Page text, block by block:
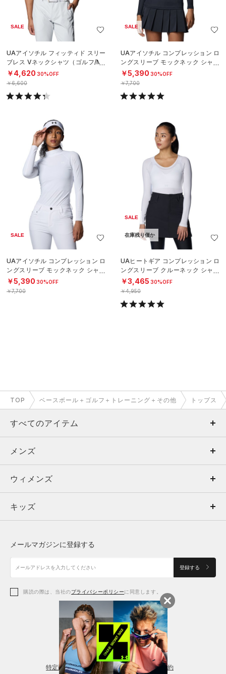
SALE
UAアイソチル フィッティド スリー
ブレス Vネックシャツ（ゴルフ/ME
N）
￥4,620 30%OFF
￥6,600
SALE
UAアイソチル コンプレッション ロ
ングスリーブ モックネック シャツ
（ゴルフ/WOMEN）
￥5,390 30%OFF
￥7,700
SALE
UAアイソチル コンプレッション ロ
ングスリーブ モックネック シャツ
（ゴルフ/WOMEN）
￥5,390 30%OFF
￥7,700
SALE
在庫残り僅か
UAヒートギア コンプレッション ロ
ングスリーブ クルーネック シャツ
（ゴルフ/WOMEN）
￥3,465 30%OFF
￥4,950
TOP ベースボール＋ゴルフ＋トレーニング＋その他 トップス
すべてのアイテム
メンズ
ウィメンズ
キッズ
アクセサリー
メンズ
トップス
ボトムス
アクセサリー
ウィメンズ
トップス
シューズ
アクセサリー
レギンス＆タイツ
キッズ
シューズ
メールマガジンに登録する
登録する
購読の際は、当社のプライバシーポリシーに同意します。
特定商取引法に基づく通販の表記 会員規約